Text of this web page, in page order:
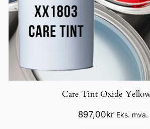
Care Tint Oxide
897,00kr Eks. mva.